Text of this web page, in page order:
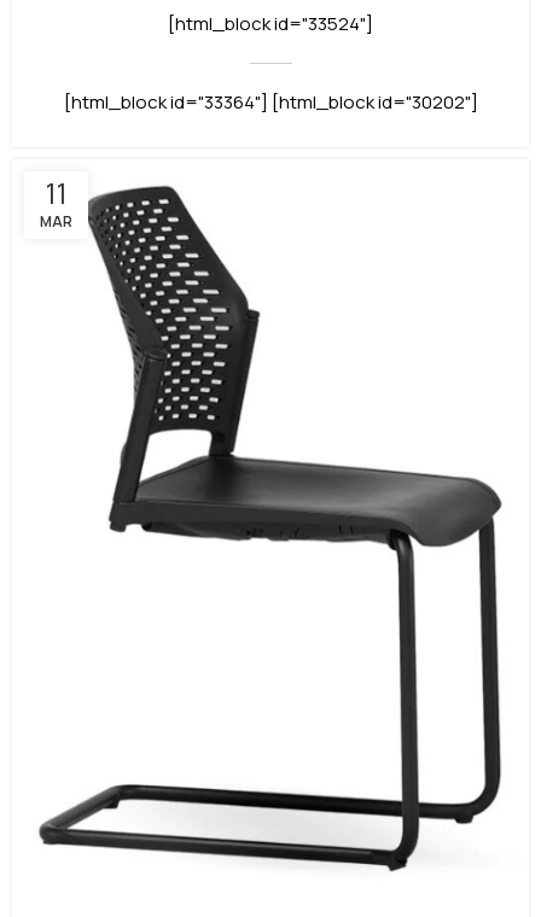
[html_block id="33524"]
[html_block id="33364"] [html_block id="30202"]
11
MAR